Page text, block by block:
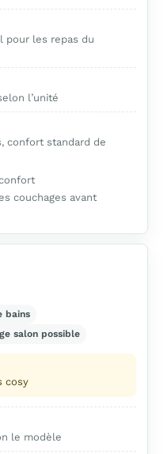
pour les repas du
l’unité
confort standard de
couchages avant
bains
salon possible
cosy
le modèle